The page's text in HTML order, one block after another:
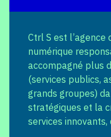
Ctrl S est l’agence
numérique
accompagné plus
(services publics,
grands groupes)
stratégiques et la
services